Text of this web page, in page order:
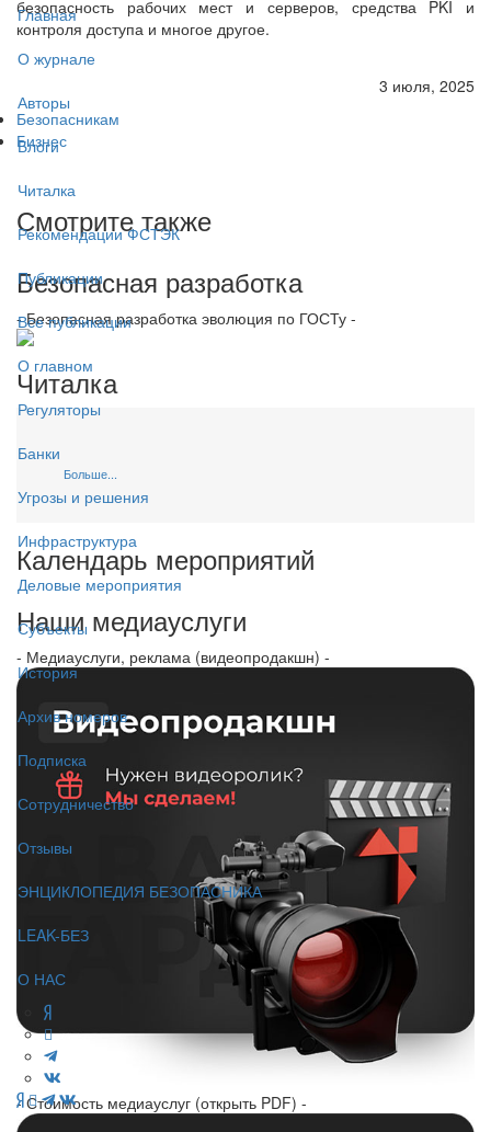
Главная
О журнале
Авторы
Блоги
Читалка
Рекомендации ФСТЭК
Публикации
Все публикации
О главном
Регуляторы
Банки
Угрозы и решения
Инфраструктура
Деловые мероприятия
Субъекты
История
Архив номеров
Подписка
Сотрудничество
Отзывы
ЭНЦИКЛОПЕДИЯ БЕЗОПАСНИКА
LEAK-БЕЗ
О НАС
безопасность рабочих мест и серверов, средства PKI и
контроля доступа и многое другое.
3 июля, 2025
Безопасникам
Бизнес
Смотрите также
Безопасная разработка
- Безопасная разработка эволюция по ГОСТу -
Читалка
Больше...
Календарь мероприятий
Наши медиауслуги
- Медиауслуги, реклама (видеопродакшн) -
- Стоимость медиауслуг (открыть PDF) -